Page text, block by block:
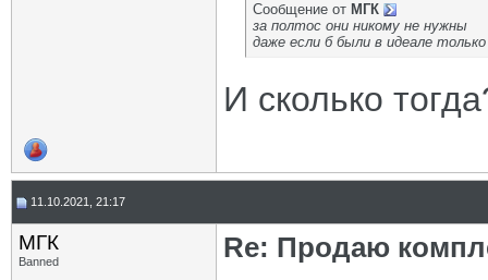
Сообщение от МГК
за полтос они никому не нужны
даже если б были в идеале только
И сколько
11.10.2021, 21:17
МГК
Banned
Re: Продаю